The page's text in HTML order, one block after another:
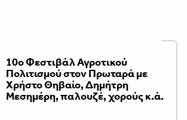
10ο Φεστιβάλ Αγροτικού
Πολιτισμού στον Πρωταρά με
Χρήστο Θηβαίο, Δημήτρη
Μεσημέρη, παλουζέ, χορούς κ.ά.